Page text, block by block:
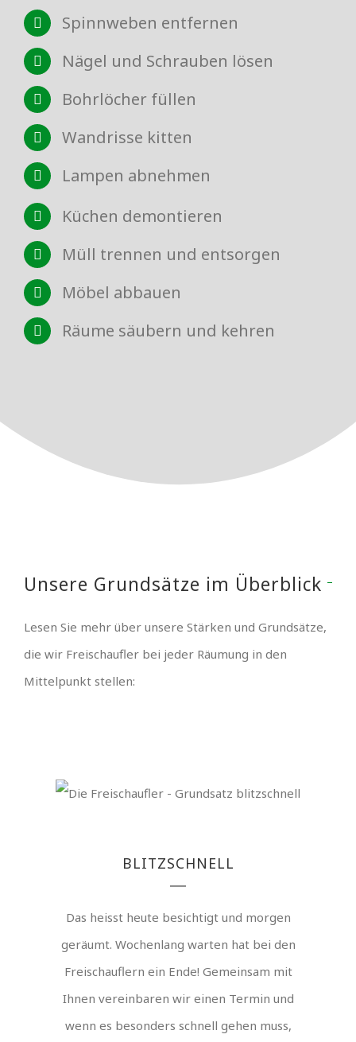
Spinnweben entfernen
Nägel und Schrauben lösen
Bohrlöcher füllen
Wandrisse kitten
Lampen abnehmen
Küchen demontieren
Müll trennen und entsorgen
Möbel abbauen
Räume säubern und kehren
Unsere Grundsätze im Überblick
Lesen Sie mehr über unsere Stärken und Grundsätze,
die wir Freischaufler bei jeder Räumung in den
Mittelpunkt stellen:
BLITZSCHNELL
Das heisst heute besichtigt und morgen
geräumt. Wochenlang warten hat bei den
Freischauflern ein Ende! Gemeinsam mit
Ihnen vereinbaren wir einen Termin und
wenn es besonders schnell gehen muss,